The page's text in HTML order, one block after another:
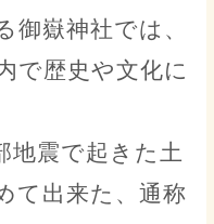
御嶽神社では、
で歴史や文化に
地震で起きた土
て出来た、通称